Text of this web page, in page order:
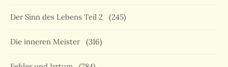
Der Sinn des Lebens Teil 2 (245)
Die inneren Meister (316)